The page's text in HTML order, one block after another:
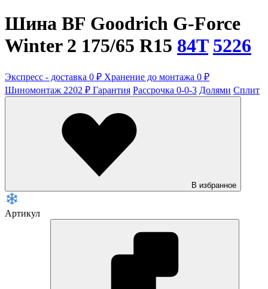
Шина BF Goodrich G-Force
Winter 2 175/65 R15 84T 5226
Экспресс - доставка 0 ₽ Хранение до монтажа 0 ₽
Шиномонтаж 2202 ₽ Гарантия Рассрочка 0-0-3 Долями Сплит
В избранное
Артикул